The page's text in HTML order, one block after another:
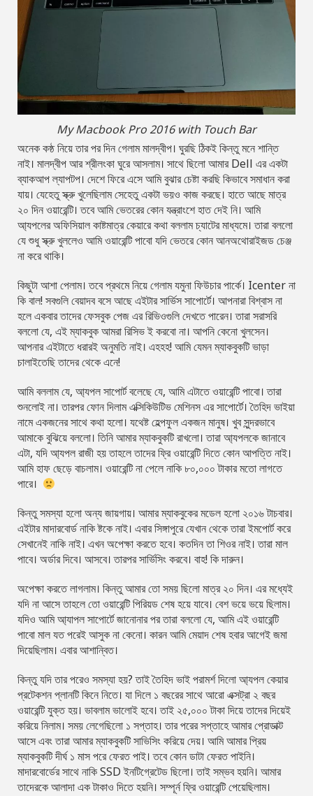
My Macbook Pro 2016 with Touch Bar
অনেক কষ্ঠ নিয়ে তার পর দিন গেলাম মালদ্বীপ। ঘুরছি ঠিকই কিন্তু মনে শান্তি
নাই। মালদ্বীপ আর শ্রীলংকা ঘুরে আসলাম। সাথে ছিলো আমার Dell এর একটা
ব্যাকআপ ল্যাপটপ। দেশে ফিরে এসে আমি বুঝার চেষ্টা করছি কিভাবে সমাধান করা
যায়। যেহেতু স্ক্রু খুলেছিলাম সেহেতু একটা ভয়ও কাজ করছে। হাতে আছে মাত্র
২০ দিন ওয়ারেন্টি। তবে আমি ভেতরের কোন যন্ত্রাংশে হাত দেই নি। আমি
আ্যপলের অফিসিয়াল কাষ্টমাত্র কেয়ারে কথা বললাম চ্যাটের মাধ্যমে। তারা বললো
যে শুধু স্ক্রু খুললেও আমি ওয়ারেন্টি পাবো যদি ভেতরে কোন আনঅথোরাইজড চেঞ্জ
না করে থাকি।
কিছুটা আশা পেলাম। তবে প্রথমে নিয়ে গেলাম যমুনা ফিউচার পার্কে। Icenter না
কি বাল! সবগুলি বেয়াদব বসে আছে এইটার সার্ভিস সাপোর্টে। আপনারা বিশ্বাস না
হলে একবার তাদের ফেসবুক পেজ এর রিভিওগুলি দেখতে পারেন। তারা সরাসরি
বললো যে, এই ম্যাকবুক আমরা রিসিভ ই করবো না। আপনি কেনো খুলসেন।
আপনার এইটাতে ধরারই অনুমতি নাই। এহহহ! আমি যেমন ম্যাকবুকটি ভাড়া
চালাইতেছি তাদের থেকে এনে!
আমি বললাম যে, আ্যপল সাপোর্ট বলেছে যে, আমি এটাতে ওয়ারেন্টি পাবো। তারা
শুনলোই না। তারপর ফোন দিলাম এক্সিকিউটিভ মেশিনস এর সাপোর্টে। তৈহিদ ভাইয়া
নামে একজনের সাথে কথা হলো। যথেষ্ট হেল্পফুল একজন মানুষ। খুব সুন্দরভাবে
আমাকে বুঝিয়ে বললো। তিনি আমার ম্যাকবুকটি রাখলো। তারা আ্যপলকে জানাবে
এটা, যদি আ্যপল রাজী হয় তাহলে তাদের ফ্রি ওয়ারেন্টি দিতে কোন আপত্তি নাই।
আমি হাফ ছেড়ে বাচলাম। ওয়ারেন্টি না পেলে নাকি ৮০,০০০ টাকার মতো লাগতে
পারে।
কিন্তু সমস্যা হলো অন্য জায়গায়। আমার ম্যাকবুকের মডেল হলো ২০১৬ টাচবার।
এইটার মাদারবোর্ড নাকি ষ্টকে নাই। এবার সিঙ্গাপুরে যেখান থেকে তারা ইমপোর্ট করে
সেখানেই নাকি নাই। এখন অপেক্ষা করতে হবে। কতদিন তা শিওর নাই। তারা মাল
পাবে। অর্ডার দিবে। আসবে। তারপর সার্ভিসিং করবে। বাহ! কি দারুন।
অপেক্ষা করতে লাগলাম। কিন্তু আমার তো সময় ছিলো মাত্র ২০ দিন। এর মধ্যেই
যদি না আসে তাহলে তো ওয়ারেন্টি পিরিয়ড শেষ হয়ে যাবে। বেশ ভয়ে ভয়ে ছিলাম।
যদিও আমি আ্যাপল সাপোর্টে জানােনার পর তারা বললো যে, আমি এই ওয়ারেন্টি
পাবো মাল যত পরেই আসুক না কেনো। কারন আমি মেয়াদ শেষ হবার আগেই জমা
দিয়েছিলাম। এবার আশান্বিত।
কিন্তু যদি তার পরেও সমস্যা হয়? তাই তৈহিদ ভাই পরামর্শ দিলো আ্যপল কেয়ার
প্রটেকশন প্লানটি কিনে নিতে। যা দিলে ১ বছরের সাথে আরো এক্সট্রা ২ বছর
ওয়ারেন্টি যুক্ত হয়। ভাবলাম ভালোই হবে। তাই ২৫,০০০ টাকা দিয়ে তাদের দিয়েই
করিয়ে নিলাম। সময় লেগেছিলো ১ সপ্তাহ। তার পরের সপ্তাহে আমার প্রোডাক্ট
আসে এবং তারা আমার ম্যাকবুকটি সাভিসিং করিয়ে দেয়। আমি আমার প্রিয়
ম্যাকবুকটি দীর্ঘ ১ মাস পরে ফেরত পাই। তবে কোন ডাটা ফেরত পাইনি।
মাদারবোর্ডের সাথে নাকি SSD ইনটিগ্রেটেড ছিলো। তাই সম্ভব হয়নি। আমার
তাদেরকে আলাদা এক টাকাও দিতে হয়নি। সম্পূর্ন ফ্রি ওয়ারেন্টি পেয়েছিলাম।